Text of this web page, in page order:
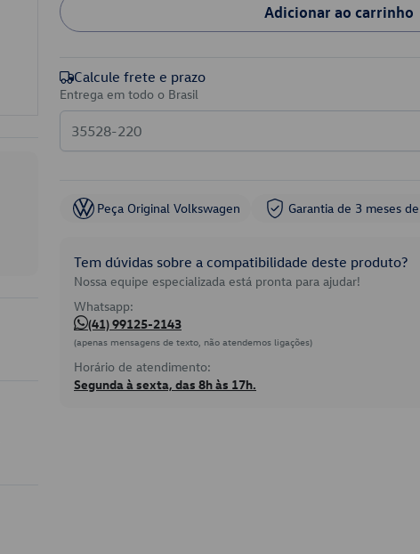
Adicionar ao carrinho
Calcule frete e prazo
Entrega em todo o Brasil
Peça Original Volkswagen Garantia de 3 meses
Tem dúvidas sobre a compatibilidade deste produto?
Nossa equipe especializada está pronta para ajudar!
Whatsapp:
(41) 99125-2143
(apenas mensagens de texto, não atendemos ligações)
Horário de atendimento:
Segunda à sexta, das 8h às 17h.